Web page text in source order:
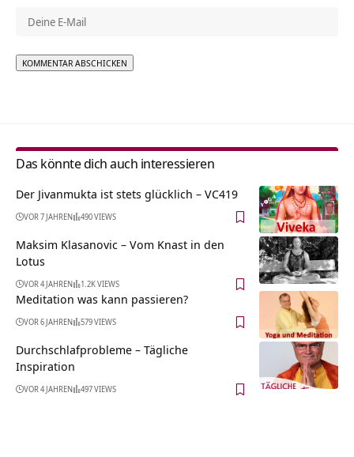
Das könnte dich auch interessieren
Der Jivanmukta ist stets glücklich – VC419
VOR 7 JAHREN 490 VIEWS
Maksim Klasanovic – Vom Knast in den
Lotus
VOR 4 JAHREN 1.2K VIEWS
Meditation was kann passieren?
VOR 6 JAHREN 579 VIEWS
Durchschlafprobleme – Tägliche
Inspiration
VOR 4 JAHREN 497 VIEWS